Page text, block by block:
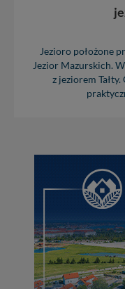
Jezioro położone
Jezior Mazurskich.
z jeziorem
zabronić ich
zawsze jest
praw w
cookies. Twoja
tych plików - w
zrobić za Ciebie.